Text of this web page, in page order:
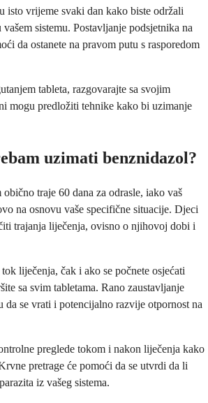
isto vrijeme svaki dan kako biste održali
sistemu. Postavljanje podsjetnika na
da ostanete na pravom putu s rasporedom
tableta, razgovarajte sa svojim
mogu predložiti tehnike kako bi uzimanje
uzimati benznidazol?
traje 60 dana za odrasle, iako vaš
na osnovu vaše specifične situacije. Djeci
trajanja liječenja, ovisno o njihovoj dobi i
liječenja, čak i ako se počnete osjećati
sa svim tabletama. Rano zaustavljanje
da se vrati i potencijalno razvije otpornost na
preglede tokom i nakon liječenja kako
pretrage će pomoći da se utvrdi da li
iz vašeg sistema.